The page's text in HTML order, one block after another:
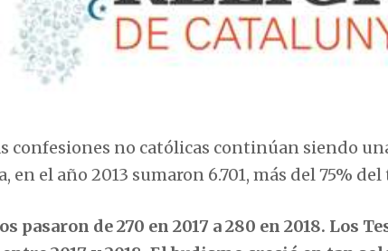
confesiones no católicas continúan siendo
en el año 2013 sumaron 6.701, más del 75% del
pasaron de 270 en 2017 a 280 en 2018. Los